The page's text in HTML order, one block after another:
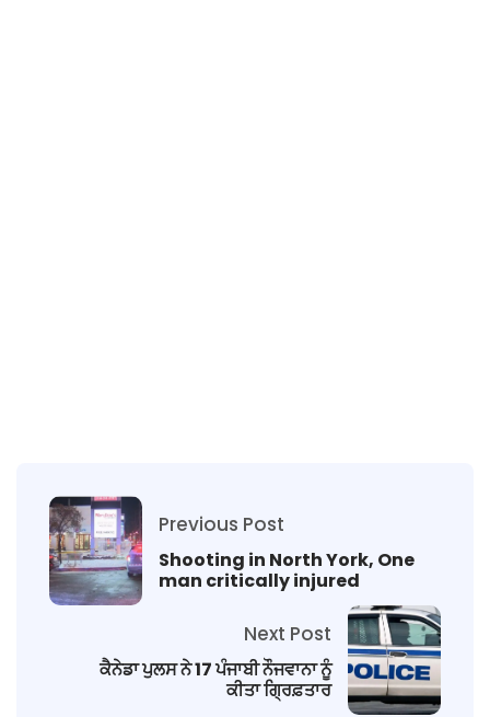
Previous Post
Shooting in North York, One
man critically injured
Next Post
ਕੈਨੇਡਾ ਪੁਲਸ ਨੇ 17 ਪੰਜਾਬੀ ਨੌਜਵਾਨਾ ਨੂੰ
ਕੀਤਾ ਗ੍ਰਿਫ਼ਤਾਰ